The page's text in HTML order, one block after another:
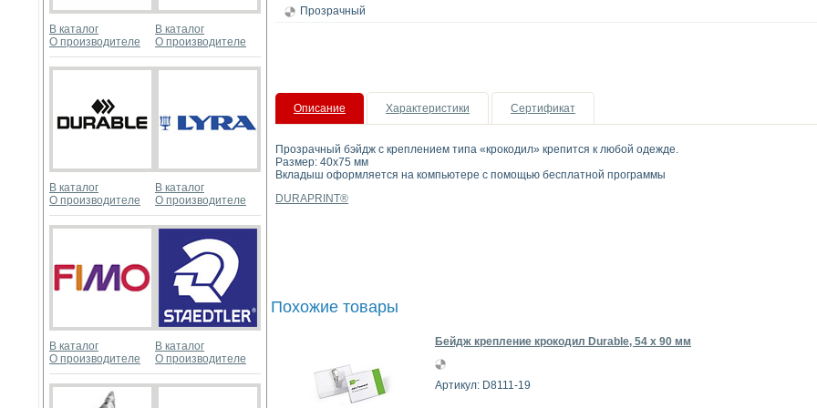
В каталог
О производителе
В каталог
О производителе
В каталог
О производителе
В каталог
О производителе
В каталог
О производителе
В каталог
О производителе
Прозрачный
Описание Характеристики Сертификат
Прозрачный бэйдж с креплением типа «крокодил» крепится к любой одежде.
Размер: 40х75 мм
Вкладыш оформляется на компьютере с помощью бесплатной программы
DURAPRINT®
Похожие товары
Бейдж крепление крокодил Durable, 54 x 90 мм
Артикул: D8111-19